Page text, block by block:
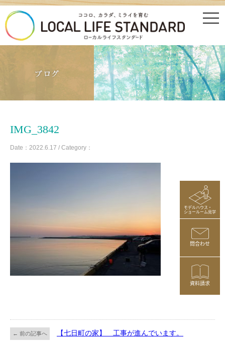
モデルハウス・
ショールーム見学
問合わせ
資料請求
IMG_3842
Date：2022.6.17 / Category：
← 前の記事へ 【七日町の家】 工事が進んでいます。